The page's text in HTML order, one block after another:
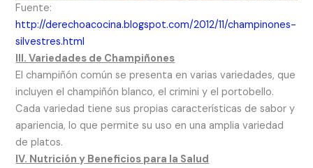
Fuente:
http://derechoacocina.blogspot.com/2012/11/champinones-
silvestres.html
III. Variedades de Champiñones
El champiñón común se presenta en varias variedades, que
incluyen el champiñón blanco, el crimini y el portobello.
Cada variedad tiene sus propias características de sabor y
apariencia, lo que permite su uso en una amplia variedad
de platos.
IV. Nutrición y Beneficios para la Salud